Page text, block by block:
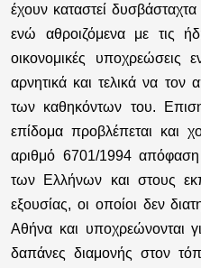
έχουν καταστεί δυσβάσταχτα
ενώ αθροιζόμενα με τις
οικονομικές υποχρεώσεις
αρνητικά και τελικά να
των καθηκόντων του.
επίδομα προβλέπεται και
αριθμό 6701/1994
των Ελλήνων και στους
εξουσίας, οι οποίοι δεν
Αθήνα και υποχρεώνονται
δαπάνες διαμονής στον